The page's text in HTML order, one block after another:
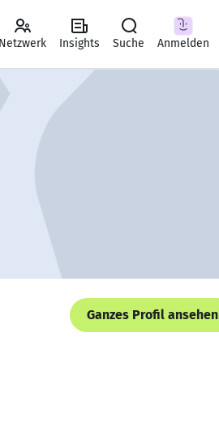
Netzwerk Insights Suche Anmelden
Ganzes Profil ansehen